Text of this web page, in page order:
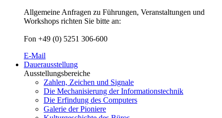
Allgemeine Anfragen zu Führungen, Veranstaltungen und
Workshops richten Sie bitte an:
Fon +49 (0) 5251 306-600
E-Mail
Dauerausstellung
Ausstellungsbereiche
Zahlen, Zeichen und Signale
Die Mechanisierung der Informationstechnik
Die Erfindung des Computers
Galerie der Pioniere